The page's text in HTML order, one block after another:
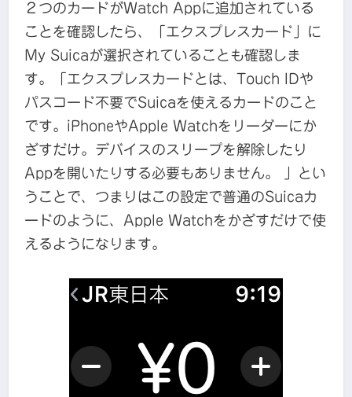
２つのカードがWatch Appに追加されている
ことを確認したら、「エクスプレスカード」に
My Suicaが選択されていることも確認しま
す。「エクスプレスカードとは、Touch IDや
パスコード不要でSuicaを使えるカードのこと
です。iPhoneやApple Watchをリーダーにか
ざすだけ。デバイスのスリープを解除したり
Appを開いたりする必要もありません。 」とい
うことで、つまりはこの設定で普通のSuicaカ
ードのように、Apple Watchをかざすだけで使
えるようになります。